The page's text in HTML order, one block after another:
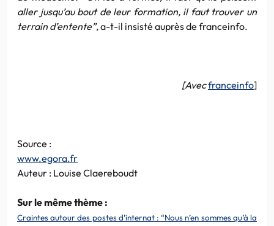
aller jusqu’au bout de leur formation, il faut trouver un
terrain d’entente”,a-t-il insisté auprès de franceinfo.
[Avecfranceinfo]
Source :
www.egora.fr
Auteur : Louise Claereboudt
Sur le même thème :
Craintes autour des postes d’internat : “Nous n’en sommes qu’à la